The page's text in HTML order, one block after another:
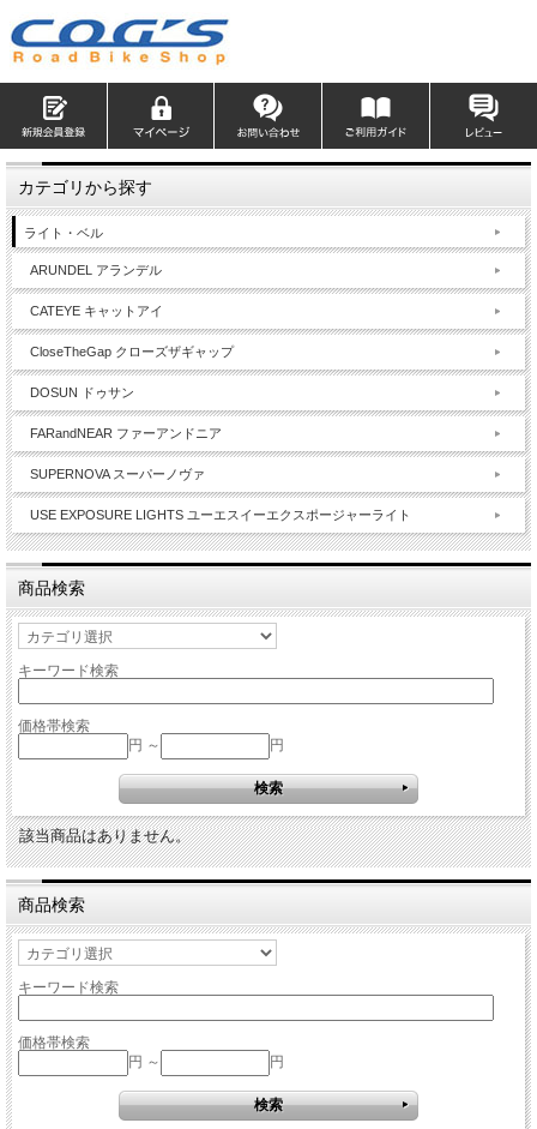
カテゴリから探す
ライト・ベル
ARUNDEL アランデル
CATEYE キャットアイ
CloseTheGap クローズザギャップ
DOSUN ドゥサン
FARandNEAR ファーアンドニア
SUPERNOVA スーパーノヴァ
USE EXPOSURE LIGHTS ユーエスイーエクスポージャーライト
商品検索
キーワード検索
価格帯検索
円 ～
円
該当商品はありません。
商品検索
キーワード検索
価格帯検索
円 ～
円